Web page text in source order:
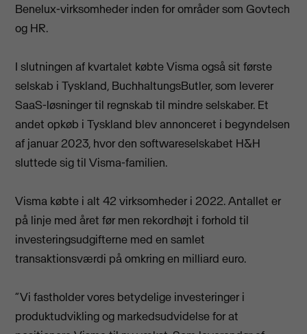
Benelux-virksomheder inden for områder som Govtech
og HR.
I slutningen af ​​kvartalet købte Visma også sit første
selskab i Tyskland, BuchhaltungsButler, som leverer
SaaS-løsninger til regnskab til mindre selskaber. Et
andet opkøb i Tyskland blev annonceret i begyndelsen
af ​​januar 2023, hvor den softwareselskabet H&H
sluttede sig til Visma-familien.
Visma købte i alt 42 virksomheder i 2022. Antallet er
på linje med året før men rekordhøjt i forhold til
investeringsudgifterne med en samlet
transaktionsværdi på omkring en milliard euro.
”Vi fastholder vores betydelige investeringer i
produktudvikling og markedsudvidelse for at